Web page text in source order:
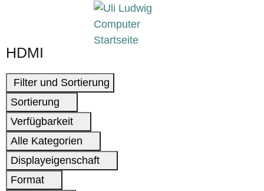
HDMI
Filter und Sortierung
Sortierung
Verfügbarkeit
Alle Kategorien
Displayeigenschaft
Format